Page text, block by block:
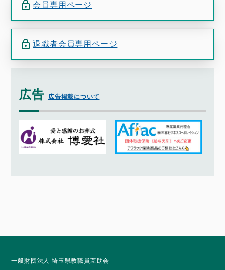
会員専用ページ
退職者会員専用ページ
広告 広告掲載について
一般財団法人 埼玉県教職員互助会